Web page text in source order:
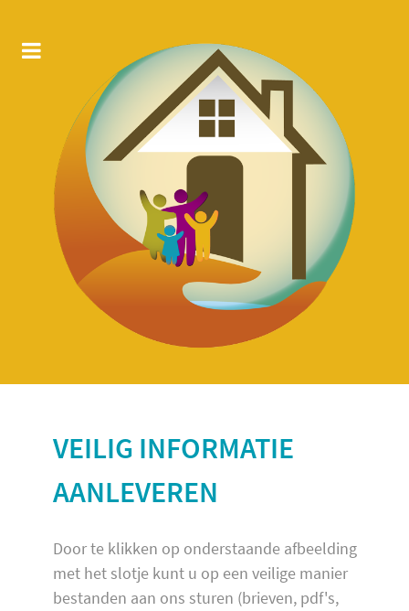
VEILIG INFORMATIE
AANLEVEREN
Door te klikken op onderstaande afbeelding
met het slotje kunt u op een veilige manier
bestanden aan ons sturen (brieven, pdf's,